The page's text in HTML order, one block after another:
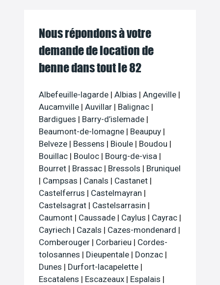
Nous répondons à votre
demande de location de
benne dans tout le 82
Albefeuille-lagarde | Albias | Angeville |
Aucamville | Auvillar | Balignac |
Bardigues | Barry-d’islemade |
Beaumont-de-lomagne | Beaupuy |
Belveze | Bessens | Bioule | Boudou |
Bouillac | Bouloc | Bourg-de-visa |
Bourret | Brassac | Bressols | Bruniquel
| Campsas | Canals | Castanet |
Castelferrus | Castelmayran |
Castelsagrat | Castelsarrasin |
Caumont | Caussade | Caylus | Cayrac |
Cayriech | Cazals | Cazes-mondenard |
Comberouger | Corbarieu | Cordes-
tolosannes | Dieupentale | Donzac |
Dunes | Durfort-lacapelette |
Escatalens | Escazeaux | Espalais |